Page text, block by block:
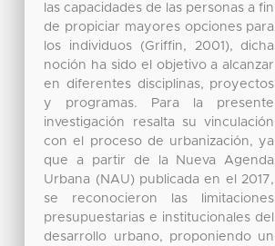
las capacidades de las personas a fin
de propiciar mayores opciones para
los individuos (Griffin, 2001), dicha
noción ha sido el objetivo a alcanzar
en diferentes disciplinas, proyectos
y programas. Para la presente
investigación resalta su vinculación
con el proceso de urbanización, ya
que a partir de la Nueva Agenda
Urbana (NAU) publicada en el 2017,
se reconocieron las limitaciones
presupuestarias e institucionales del
desarrollo urbano, proponiendo un